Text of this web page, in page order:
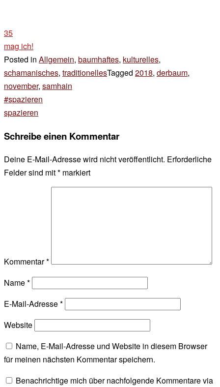
35
mag ich!
Posted in Allgemein, baumhaftes, kulturelles,
schamanisches, traditionellesTagged 2018, derbaum,
november, samhain
Beitragsnavigation
#spazieren
spazieren
Schreibe einen Kommentar
Deine E-Mail-Adresse wird nicht veröffentlicht. Erforderliche
Felder sind mit* markiert
Kommentar*
Name*
E-Mail-Adresse*
Website
Name, E-Mail-Adresse und Website in diesem Browser
für meinen nächsten Kommentar speichern.
Benachrichtige mich über nachfolgende Kommentare via